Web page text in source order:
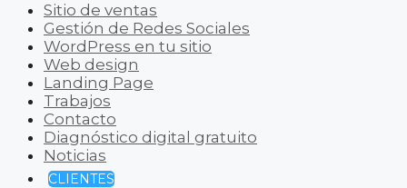
Sitio de ventas
Gestión de Redes Sociales
WordPress en tu sitio
Web design
Landing Page
Trabajos
Contacto
Diagnóstico digital gratuito
Noticias
CLIENTES